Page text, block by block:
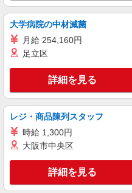
ヶ月 月給25万
期間】月給
■ソフト
台4丁目 13‐15
派遣社員
株式会社日本パーソナルビジネ
≪携帯販売｜
千葉県佐
キープ
大学病院の中材滅菌
月給 254,160円
足立区
詳細を見る
レジ・商品陳列スタッフ
時給 1,300円
大阪市中央区
詳細を見る